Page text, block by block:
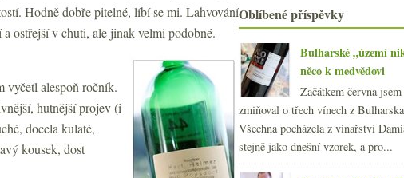
Hodně dobře pitelné, líbí se mi. Lahvování
ostřejší v chuti, ale jinak velmi podobné.
vyčetl alespoň ročník.
hutnější projev (i
docela kulaté,
kousek, dost
něco k Bordeaux ...
Degustace Valihracha v
Veltlíny v parkové
Eichberg vůní, chutí,
hmatem
Tři slušná červená z
Víkendový festival
chutí a vůní
Formule 1 z Burgundska
Výsledky ankety „Jak
Oblíbené příspěvky
Bulharské „území
něco k medvědovi
Začátkem června
zmiňoval o třech vínech z
Všechna pocházela z vinařství
stejně jako dnešní vzorek, a pro...